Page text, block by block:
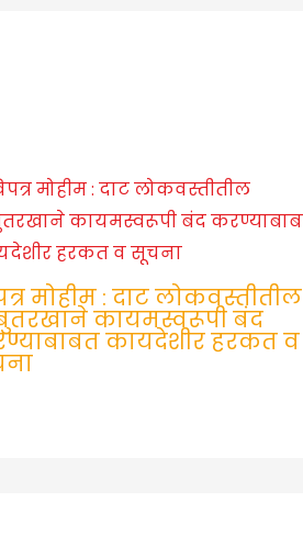
मोहीम : दाट लोकवस्तीतील
कायमस्वरूपी बंद
कायदेशीर हरकत व